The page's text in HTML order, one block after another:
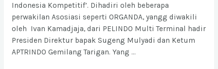
Indonesia Kompetitif’. Dihadiri oleh beberapa
perwakilan Asosiasi seperti ORGANDA, yangg diwakili
oleh Ivan Kamadjaja, dari PELINDO Multi Terminal hadir
Presiden Direktur bapak Sugeng Mulyadi dan Ketum
APTRINDO Gemilang Tarigan. Yang …